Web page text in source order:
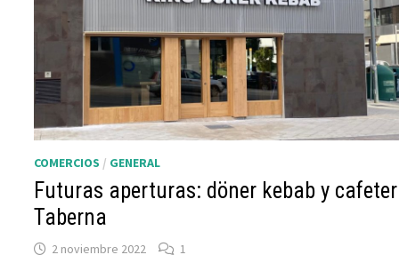
COMERCIOS / GENERAL
Futuras aperturas: döner kebab y
Taberna
2 noviembre 2022 1